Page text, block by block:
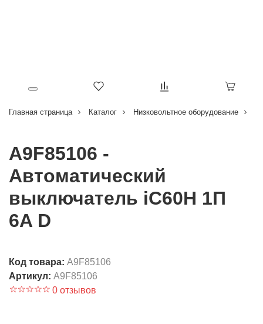
Главная страница Каталог Низковольтное оборудование
A9F85106 -
Автоматический
выключатель iC60H 1П
6A D
Код товара: A9F85106
Артикул: A9F85106
0 отзывов